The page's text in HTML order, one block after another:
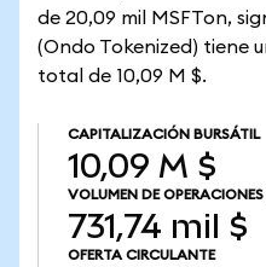
de 20,09 mil MSFTon,
(Ondo Tokenized) tiene
total de 10,09 M $.
CAPITALIZACIÓN BURSÁTIL
10,09 M $
VOLUMEN DE OPERACIONES
731,74 mil $
OFERTA CIRCULANTE